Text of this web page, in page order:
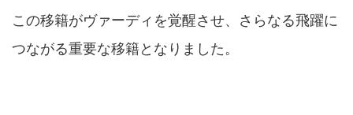
この移籍がヴァーディを覚醒させ、さらなる飛躍に
つながる重要な移籍となりました。